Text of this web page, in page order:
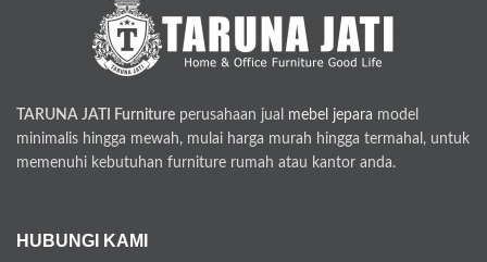
TARUNA JATI Furniture perusahaan jual mebel jepara model
minimalis hingga mewah, mulai harga murah hingga termahal, untuk
memenuhi kebutuhan furniture rumah atau kantor anda.
HUBUNGI KAMI